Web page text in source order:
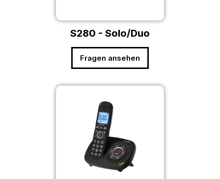
S280 - Solo/Duo
Fragen ansehen